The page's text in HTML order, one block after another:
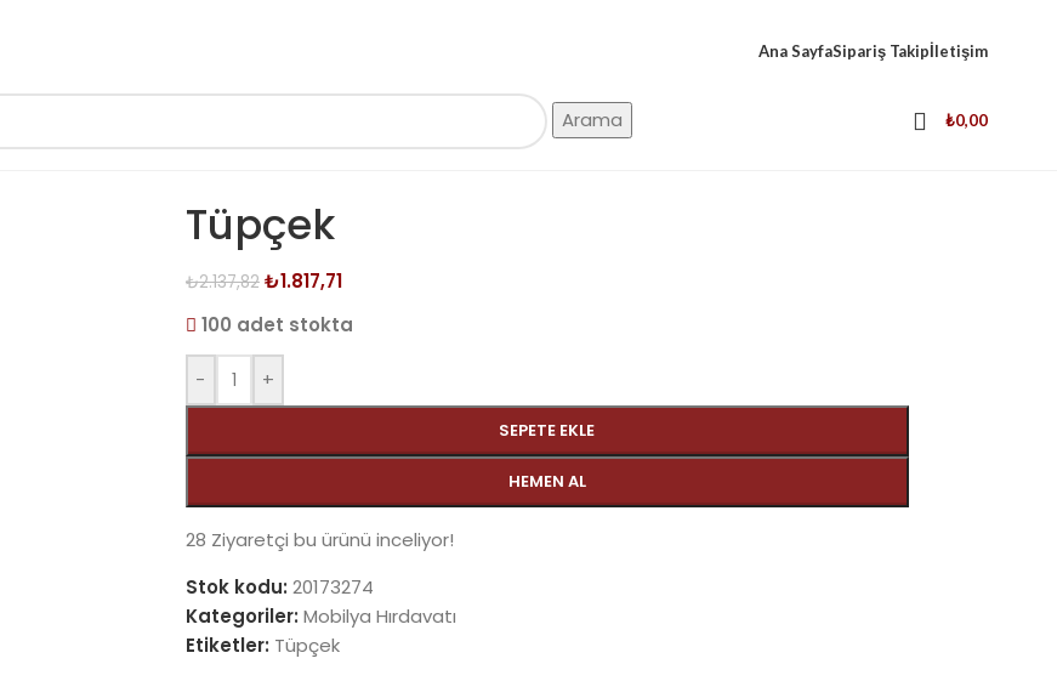
Ana SayfaSipariş Takipİletişim
Arama ₺0,00
Tüpçek
₺2.137,82 ₺1.817,71
100 adet stokta
- +
SEPETE EKLE
HEMEN AL
28 Ziyaretçi bu ürünü inceliyor!
Stok kodu: 20173274
Kategoriler: Mobilya Hırdavatı
Etiketler: Tüpçek